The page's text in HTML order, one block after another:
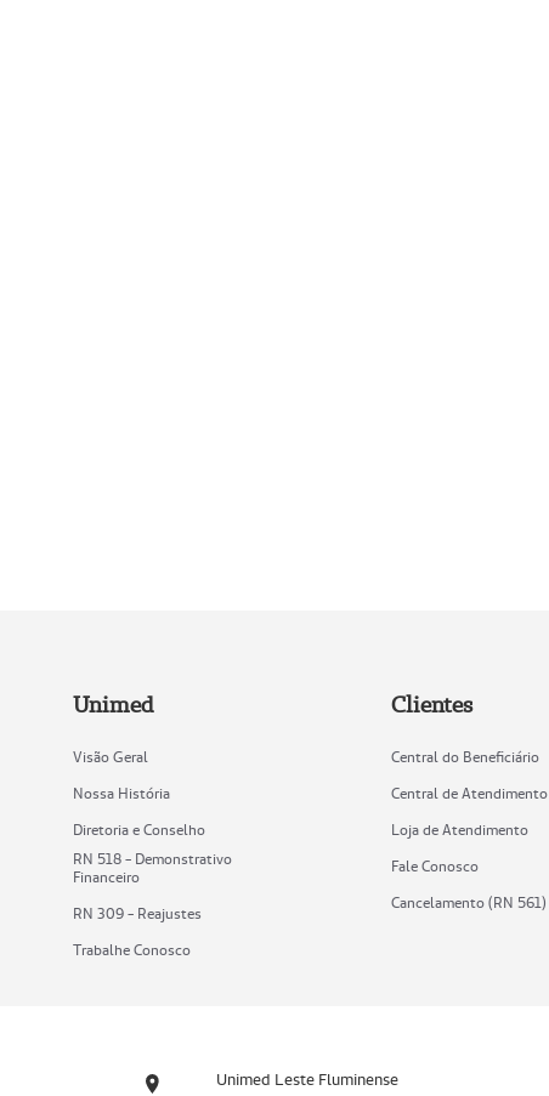
Unimed
Visão Geral
Nossa História
Diretoria e Conselho
RN 518 - Demonstrativo
Financeiro
RN 309 - Reajustes
Trabalhe Conosco
Clientes
Central do Beneficiário
Central de Atendimento
Loja de Atendimento
Fale Conosco
Cancelamento (RN 561)
Unimed Leste Fluminense